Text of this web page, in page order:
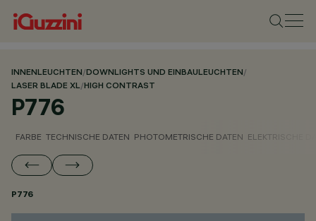
INNENLEUCHTEN/DOWNLIGHTS UND EINBAULEUCHTEN/
LASER BLADE XL/HIGH CONTRAST
P776
FARBE TECHNISCHE DATEN PHOTOMETRISCHE DATEN ELEKTRISCHE
P776